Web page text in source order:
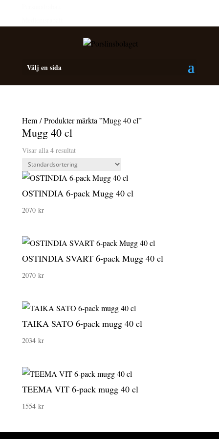
Välj en sida
Hem/ Produkter märkta ”Mugg 40 cl”
Mugg 40 cl
Visar alla 4 resultat
OSTINDIA 6-pack Mugg 40 cl
2070 kr
OSTINDIA SVART 6-pack Mugg 40 cl
2070 kr
TAIKA SATO 6-pack mugg 40 cl
2034 kr
TEEMA VIT 6-pack mugg 40 cl
1554 kr